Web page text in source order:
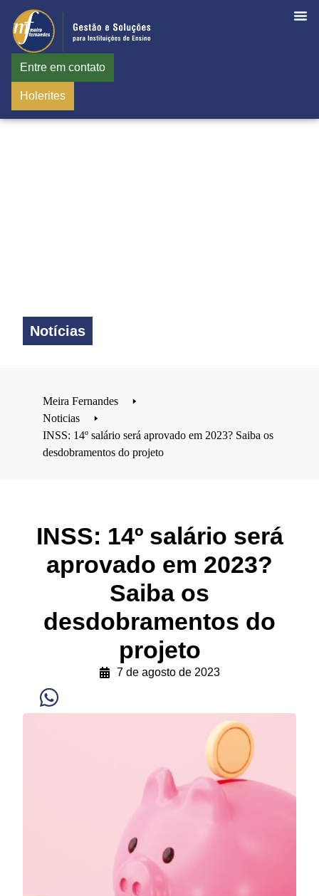
Entre em contato
Holerites
Notícias
Meira Fernandes
🢒
Noticias
🢒
INSS: 14º salário será aprovado em 2023? Saiba os
desdobramentos do projeto
INSS: 14º salário será
aprovado em 2023?
Saiba os
desdobramentos do
projeto
7 de agosto de 2023